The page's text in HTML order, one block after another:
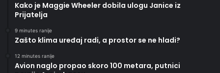
Kako je Maggie Wheeler dobila ulogu Janice iz
Prijatelja
9 minutes ranije
Zašto klima uređaj radi, a prostor se ne hladi?
12 minutes ranije
Avion naglo propao skoro 100 metara, putnici